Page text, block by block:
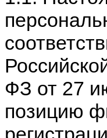
ФЗ от 27
позицию